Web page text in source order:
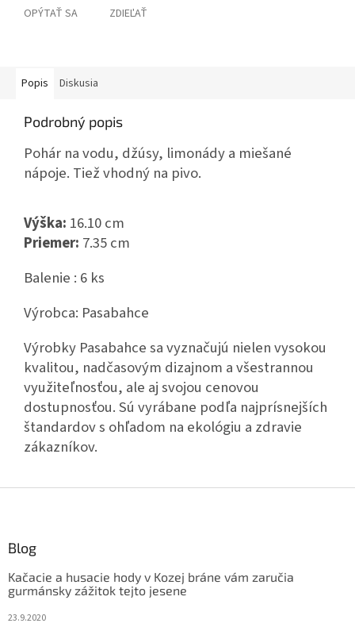
OPÝTAŤ SA ZDIEĽAŤ
Popis Diskusia
Podrobný popis
Pohár na vodu, džúsy, limonády a miešané
nápoje. Tiež vhodný na pivo.
Výška: 16.10 cm
Priemer: 7.35 cm
Balenie : 6 ks
Výrobca: Pasabahce
Výrobky Pasabahce sa vyznačujú nielen vysokou
kvalitou, nadčasovým dizajnom a všestrannou
využiteľnosťou, ale aj svojou cenovou
dostupnosťou. Sú vyrábane podľa najprísnejších
štandardov s ohľadom na ekológiu a zdravie
zákazníkov.
Blog
Kačacie a husacie hody v Kozej bráne vám zaručia
gurmánsky zážitok tejto jesene
23.9.2020